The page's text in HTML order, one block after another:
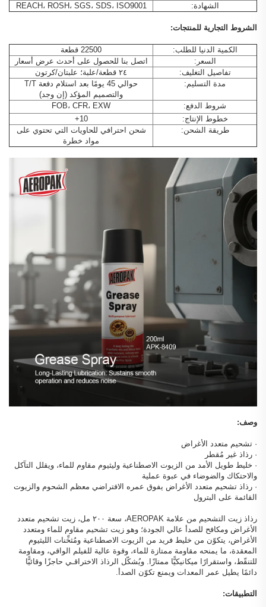
الشهادة:
REACH، ROSH، SGS، SDS، ISO9001
الشروط التجارية للمنتجات:
الكمية الدنيا للطلب:
22500 قطعة
السعر:
اتصل بنا للحصول على أحدث عرض أسعار
تفاصيل التغليف:
٢٤ قطعة/علبة؛ علبتان/كرتون
مدة التسليم:
حوالي 45 يومًا بعد استلام دفعة T/T
والتصميم المؤكد (إن وجد)
شروط الدفع:
FOB، CFR، EXW
خطوط الإنتاج:
10+
طريقة الشحن:
شحن احترافي للحاويات التي تحتوي على
مواد خطرة
وصف:
· تشحيم متعدد الأغراض
· رذاذ غير مُقطر
· خليط طويل الأمد من الزيوت الاصطناعية وليثيوم مقاوم للماء، ويقلل التآكل
والاحتكاك والضوضاء في عبوة عملية
· رذاذ تشحيم متعدد الأغراض يفوق عمره الافتراضي معظم الشحوم والزيوت
القائمة على البترول
رذاذ زيت التشحيم من علامة AEROPAK، سعة ٢٠٠ مل، زيت تشحيم متعدد
الأغراض ومكافح للصدأ عالي الجودة؛ وهو زيت تشحيم مقاوم للماء ومتعدد
الأغراض، يتكوّن من خليط فريد من الزيوت الاصطناعية ومُثخِّنات الليثيوم
المعقدة، ما يمنحه مقاومة ممتازة للماء، وقوة عالية للفيلم الواقي، ومقاومة
للتنقّط، واستقرارًا ميكانيكيًّا ممتازًا. ويُشكّل الرذاذ الاختراقـي حاجزًا وقائيًّا
دائمًا يطيل عمر المعدات ويمنع تكوّن الصدأ.
التطبيقات: